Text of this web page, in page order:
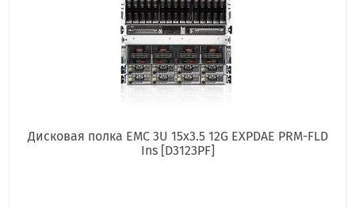
Дисковая полка EMC 3U 15x3.5 12G EXPDAE PRM-FLD
Ins [D3123PF]